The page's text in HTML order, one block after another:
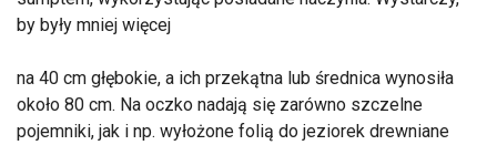
by były mniej więcej
na 40 cm głębokie, a ich przekątna lub średnica wynosiła
około 80 cm. Na oczko nadają się zarówno szczelne
pojemniki, jak i np. wyłożone folią do jeziorek drewniane